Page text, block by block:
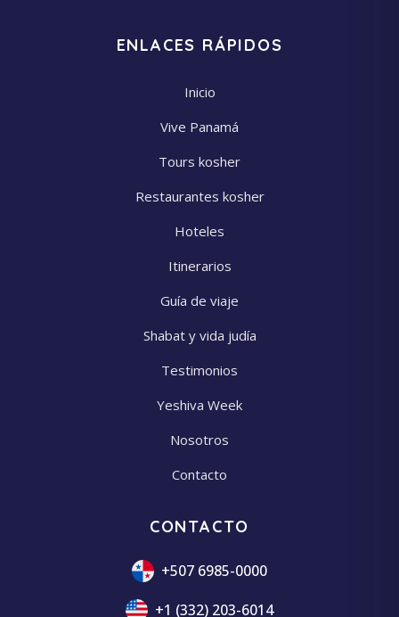
ENLACES RÁPIDOS
Inicio
Vive Panamá
Tours kosher
Restaurantes kosher
Hoteles
Itinerarios
Guía de viaje
Shabat y vida judía
Testimonios
Yeshiva Week
Nosotros
Contacto
CONTACTO
+507 6985-0000
+1 (332) 203-6014